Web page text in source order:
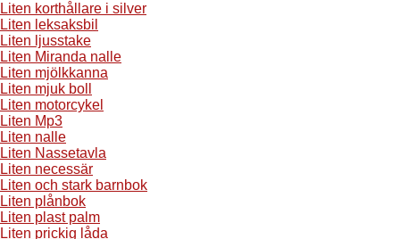
Liten korthållare i silver
Liten leksaksbil
Liten ljusstake
Liten Miranda nalle
Liten mjölkkanna
Liten mjuk boll
Liten motorcykel
Liten Mp3
Liten nalle
Liten Nassetavla
Liten necessär
Liten och stark barnbok
Liten plånbok
Liten plast palm
Liten prickig låda